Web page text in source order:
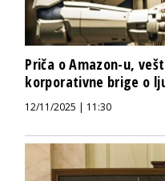
Priča o Amazon-u,
korporativne brige o
12/11/2025 | 11:30